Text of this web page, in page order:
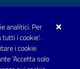
analitici. Per
i cookie'.
i cookie
'Accetta solo